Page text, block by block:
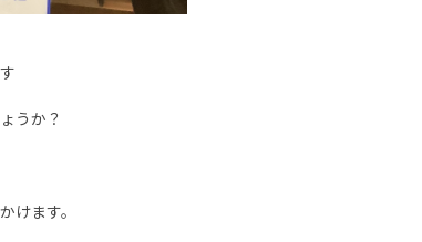
うか？
けます。